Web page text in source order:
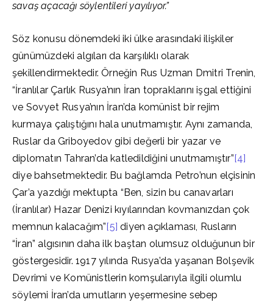
savaş açacağı söylentileri yayılıyor.”
Söz konusu dönemdeki iki ülke arasındaki ilişkiler
günümüzdeki algıları da karşılıklı olarak
şekillendirmektedir. Örneğin Rus Uzman Dmitri Trenin,
“İranlılar Çarlık Rusya’nın İran topraklarını işgal ettiğini
ve Sovyet Rusya’nın İran’da komünist bir rejim
kurmaya çalıştığını hala unutmamıştır. Aynı zamanda,
Ruslar da Griboyedov gibi değerli bir yazar ve
diplomatın Tahran’da katledildiğini unutmamıştır”[4]
diye bahsetmektedir. Bu bağlamda Petro’nun elçisinin
Çar’a yazdığı mektupta “Ben, sizin bu canavarları
(İranlılar) Hazar Denizi kıyılarından kovmanızdan çok
memnun kalacağım”[5] diyen açıklaması, Rusların
“İran” algısının daha ilk baştan olumsuz olduğunun bir
göstergesidir. 1917 yılında Rusya’da yaşanan Bolşevik
Devrimi ve Komünistlerin komşularıyla ilgili olumlu
söylemi İran’da umutların yeşermesine sebep